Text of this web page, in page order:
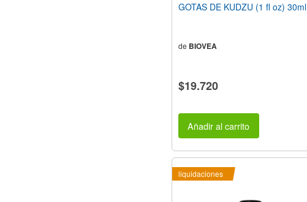
GOTAS DE KUDZU (1 fl oz) 30ml
de BIOVEA
$19.720
Añadir al carrito
liquidaciones